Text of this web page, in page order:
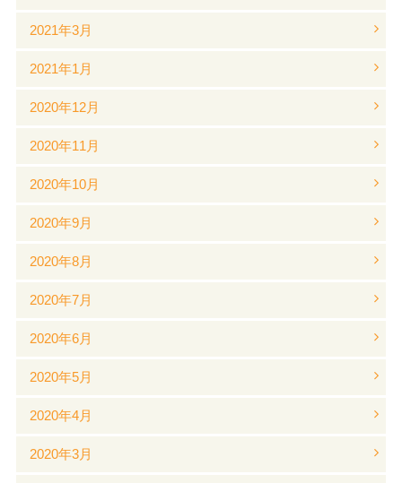
2021年3月
2021年1月
2020年12月
2020年11月
2020年10月
2020年9月
2020年8月
2020年7月
2020年6月
2020年5月
2020年4月
2020年3月